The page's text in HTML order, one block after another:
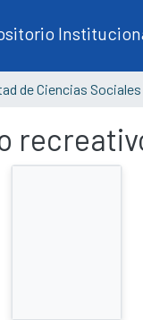
de Ciencias Sociales